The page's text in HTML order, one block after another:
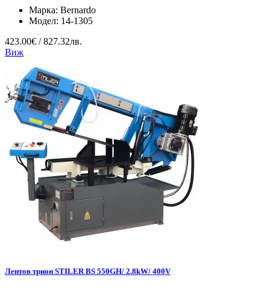
Марка: Bernardo
Модел: 14-1305
423.00€ / 827.32лв.
Виж
Лентов трион STILER BS 550GH/ 2.8kW/ 400V